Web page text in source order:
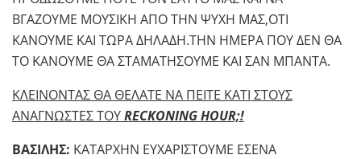
ΒΓΑΖΟΥΜΕ ΜΟΥΣΙΚΗ ΑΠΟ ΤΗΝ ΨΥΧΗ ΜΑΣ,ΟΤΙ
ΚΑΝΟΥΜΕ ΚΑΙ ΤΩΡΑ ΔΗΛΑΔΗ.ΤΗΝ ΗΜΕΡΑ ΠΟΥ ΔΕΝ ΘΑ
ΤΟ ΚΑΝΟΥΜΕ ΘΑ ΣΤΑΜΑΤΗΣΟΥΜΕ ΚΑΙ ΣΑΝ ΜΠΑΝΤΑ.
ΚΛΕΙΝΟΝΤΑΣ ΘΑ ΘΕΛΑΤΕ ΝΑ ΠΕΙΤΕ ΚΑΤΙ ΣΤΟΥΣ
ΑΝΑΓΝΩΣΤΕΣ ΤΟΥRECKONING HOUR;!
ΒΑΣΙΛΗΣ: ΚΑΤΑΡΧΗΝ ΕΥΧΑΡΙΣΤΟΥΜΕ ΕΣΕΝΑ